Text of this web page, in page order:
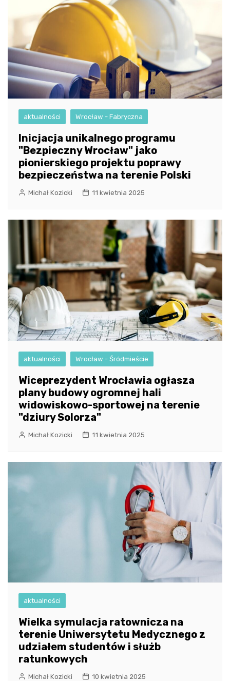
aktualności Wrocław - Fabryczna
Inicjacja unikalnego programu
"Bezpieczny Wrocław" jako
pionierskiego projektu poprawy
bezpieczeństwa na terenie Polski
Michał Kozicki 11 kwietnia 2025
aktualności Wrocław - Śródmieście
Wiceprezydent Wrocławia ogłasza
plany budowy ogromnej hali
widowiskowo-sportowej na terenie
"dziury Solorza"
Michał Kozicki 11 kwietnia 2025
aktualności
Wielka symulacja ratownicza na
terenie Uniwersytetu Medycznego z
udziałem studentów i służb
ratunkowych
Michał Kozicki 10 kwietnia 2025